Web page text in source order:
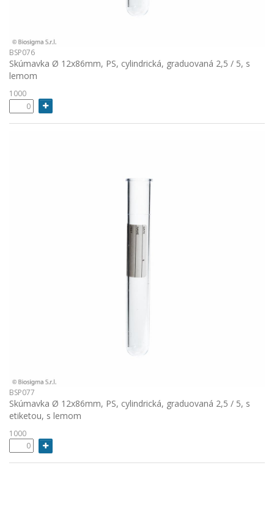
BSP076
Skúmavka Ø 12x86mm, PS, cylindrická, graduovaná 2,5 / 5, s
lemom
1000
BSP077
Skúmavka Ø 12x86mm, PS, cylindrická, graduovaná 2,5 / 5, s
etiketou, s lemom
1000